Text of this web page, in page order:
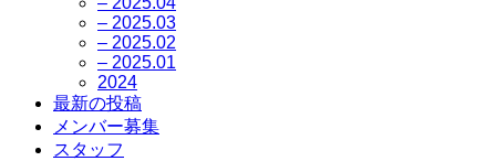
– 2025.03
– 2025.02
– 2025.01
2024
最新の投稿
メンバー募集
スタッフ